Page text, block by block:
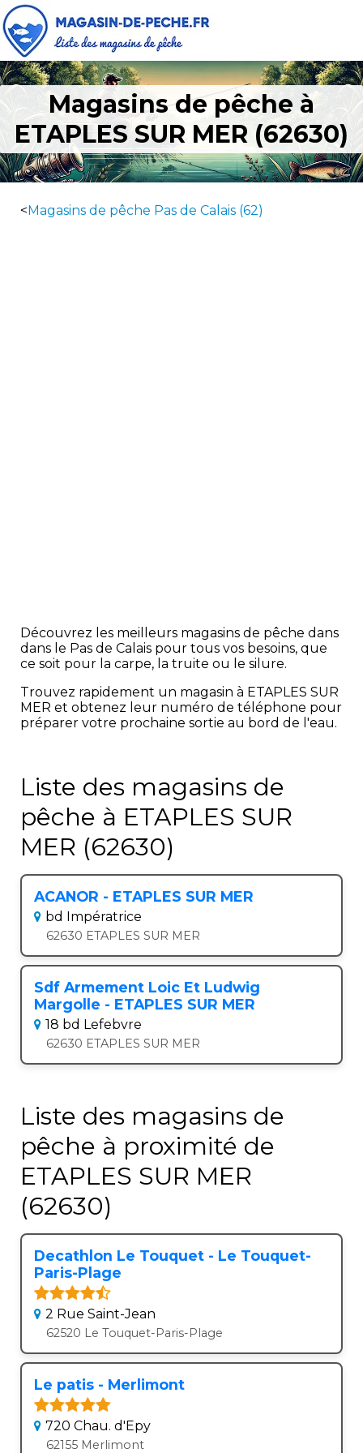
Magasins de pêche à
ETAPLES SUR MER (62630)
<Magasins de pêche Pas de Calais (62)
Découvrez les meilleurs magasins de pêche dans
dans le Pas de Calais pour tous vos besoins, que
ce soit pour la carpe, la truite ou le silure.
Trouvez rapidement un magasin à ETAPLES SUR
MER et obtenez leur numéro de téléphone pour
préparer votre prochaine sortie au bord de l'eau.
Liste des magasins de
pêche à ETAPLES SUR
MER (62630)
ACANOR - ETAPLES SUR MER
bd Impératrice
62630 ETAPLES SUR MER
Sdf Armement Loic Et Ludwig
Margolle - ETAPLES SUR MER
18 bd Lefebvre
62630 ETAPLES SUR MER
Liste des magasins de
pêche à proximité de
ETAPLES SUR MER
(62630)
Decathlon Le Touquet - Le Touquet-
Paris-Plage
2 Rue Saint-Jean
62520 Le Touquet-Paris-Plage
Le patis - Merlimont
720 Chau. d'Epy
62155 Merlimont